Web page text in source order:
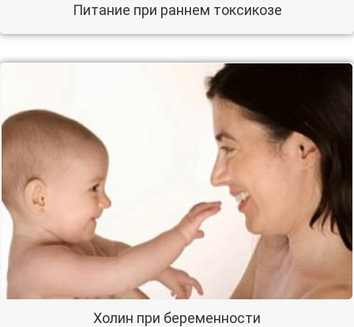
Питание при раннем токсикозе
Холин при беременности